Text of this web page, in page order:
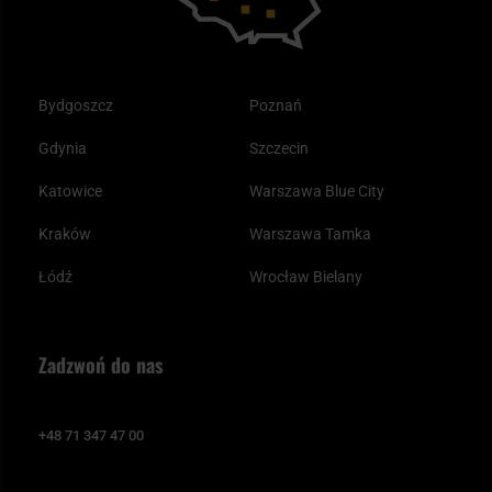
Bydgoszcz
Gdynia
Katowice
Kraków
Łódź
Poznań
Szczecin
Warszawa Blue City
Warszawa Tamka
Wrocław Bielany
Zadzwoń do nas
+48 71 347 47 00